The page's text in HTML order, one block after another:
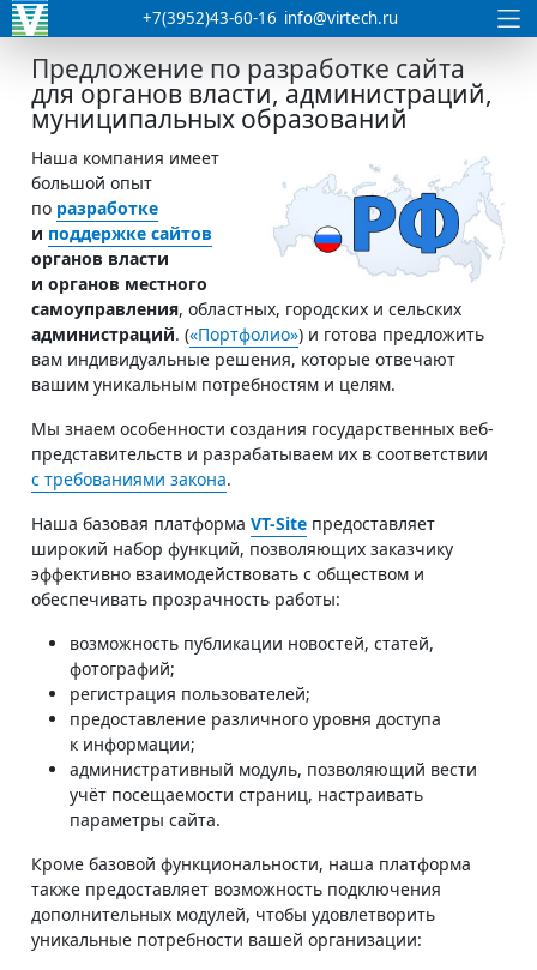
+7(3952)43-60-16 info@virtech.ru
Предложение по разработке сайта
для органов власти, администраций,
муниципальных образований
Наша компания имеет
большой опыт
по разработке
и поддержке сайтов
органов власти
и органов местного
самоуправления, областных, городских и сельских
администраций. («Портфолио») и готова предложить
вам индивидуальные решения, которые отвечают
вашим уникальным потребностям и целям.
Мы знаем особенности создания государственных веб-
представительств и разрабатываем их в соответствии
с требованиями закона.
Наша базовая платформа VT-Site предоставляет
широкий набор функций, позволяющих заказчику
эффективно взаимодействовать с обществом и
обеспечивать прозрачность работы:
возможность публикации новостей, статей,
фотографий;
регистрация пользователей;
предоставление различного уровня доступа
к информации;
административный модуль, позволяющий вести
учёт посещаемости страниц, настраивать
параметры сайта.
Кроме базовой функциональности, наша платформа
также предоставляет возможность подключения
дополнительных модулей, чтобы удовлетворить
уникальные потребности вашей организации: